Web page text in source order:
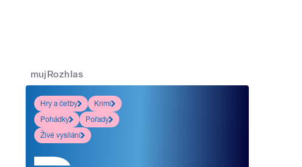
mujRozhlas
Hry a četby
Krimi
Pohádky
Pořady
Živé vysílání